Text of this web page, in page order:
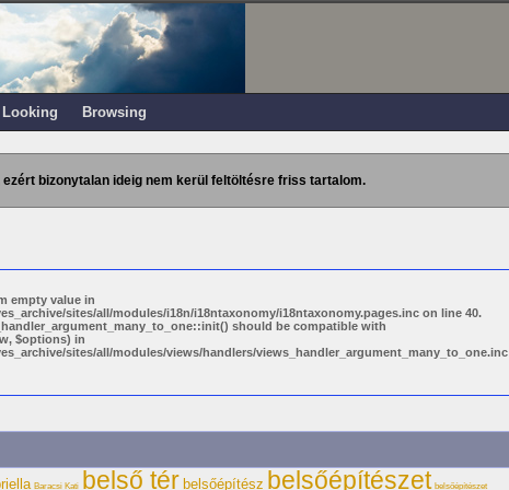
Looking Browsing
bizonytalan ideig nem kerül feltöltésre friss tartalom.
empty value in
sites/all/modules/i18n/i18ntaxonomy/i18ntaxonomy.pages.inc on line 40.
should be compatible with
$options) in
sites/all/modules/views/handlers/views_handler_argument_many_to_one.inc
Baracsi Kati belső tér belsőépítész belsőépítészet belsőépítészet